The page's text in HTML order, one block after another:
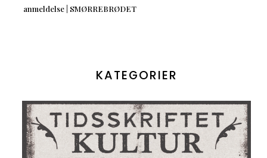
anmeldelse | SMØRREBRØDET
KATEGORIER